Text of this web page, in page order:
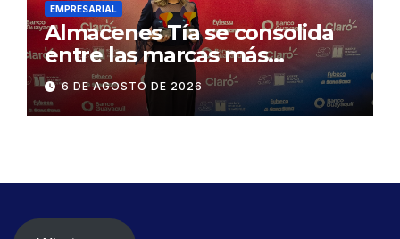
EMPRESARIAL
Almacenes Tía se consolida
entre las marcas más
influyentes del Ecuador
6 DE AGOSTO DE 2026